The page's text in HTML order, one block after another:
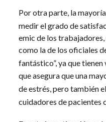
Por otra parte, la
medir el grado de
emic de los
como la de los oficiales
fantástico”, ya que
que asegura que una
de estrés, pero también
cuidadores de pacientes